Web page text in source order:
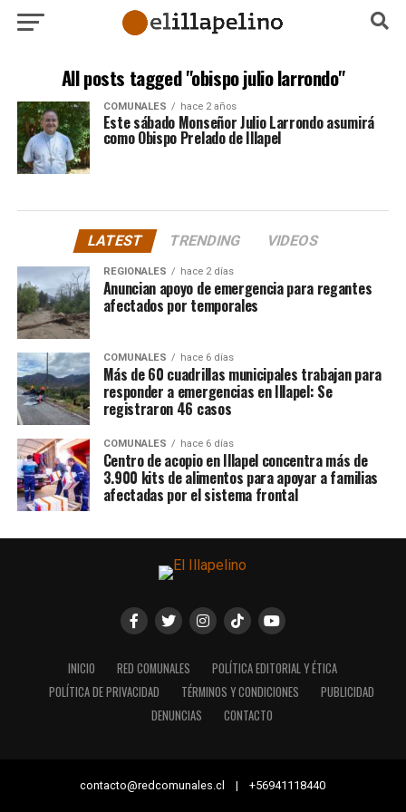
All posts tagged "obispo julio larrondo"
COMUNALES hace 2 años
Este sábado Monseñor Julio Larrondo asumirá
como Obispo Prelado de Illapel
LATEST TRENDING VIDEOS
REGIONALES hace 2 días
Anuncian apoyo de emergencia para regantes
afectados por temporales
COMUNALES hace 6 días
Más de 60 cuadrillas municipales trabajan para
responder a emergencias en Illapel: Se
registraron 46 casos
COMUNALES hace 6 días
Centro de acopio en Illapel concentra más de
3.900 kits de alimentos para apoyar a familias
afectadas por el sistema frontal
INICIO RED COMUNALES
POLÍTICA EDITORIAL Y ÉTICA
POLÍTICA DE PRIVACIDAD
TÉRMINOS Y CONDICIONES
PUBLICIDAD
DENUNCIAS
CONTACTO
contacto@redcomunales.cl | +56941118440